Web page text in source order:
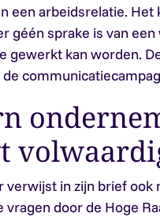
een arbeidsrelatie.
géén sprake is van
gewerkt kan worden.
verwijst in zijn brief ook
vragen door de Hoge